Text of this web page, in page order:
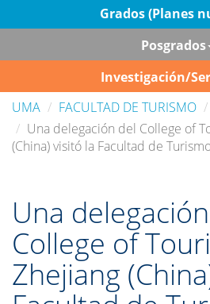
Grados (Planes
Posgrados
Investigación/
UMA
FACULTAD DE TURISMO
Una delegación del College of
(China) visitó la Facultad de
Una
College of
Zhejiang